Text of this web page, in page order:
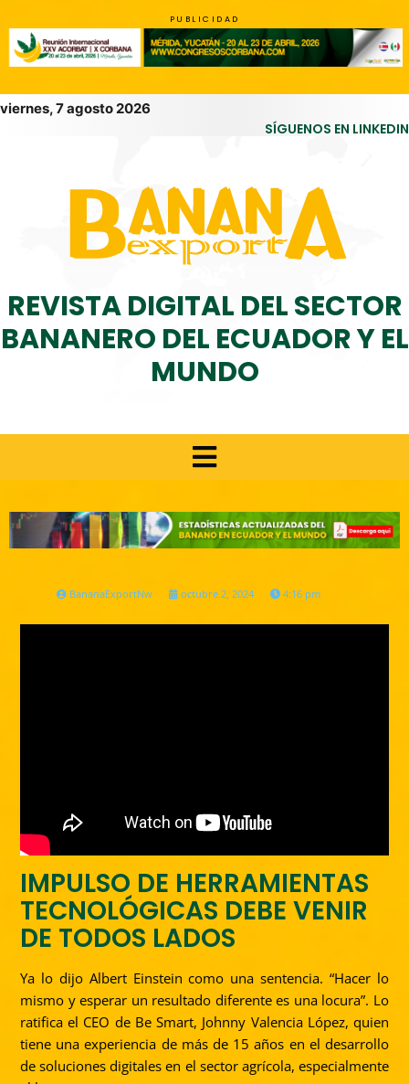
PUBLICIDAD
viernes, 7 agosto 2026
SÍGUENOS EN LINKEDIN
REVISTA DIGITAL DEL SECTOR
BANANERO DEL ECUADOR Y EL
MUNDO
BananaExportNw octubre 2, 2024 4:16 pm
IMPULSO DE HERRAMIENTAS
TECNOLÓGICAS DEBE VENIR
DE TODOS LADOS
Ya lo dijo Albert Einstein como una sentencia. “Hacer lo
mismo y esperar un resultado diferente es una locura”. Lo
ratifica el CEO de Be Smart, Johnny Valencia López, quien
tiene una experiencia de más de 15 años en el desarrollo
de soluciones digitales en el sector agrícola, especialmente